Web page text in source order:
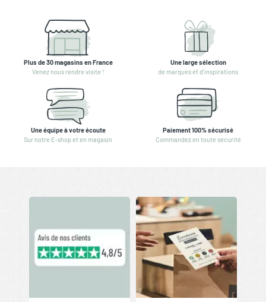
Plus de 30 magasins en France
Venez nous rendre visite !
Une large sélection
de marques et d'inspirations
Une équipe à votre écoute
Sur notre E-shop et en magasin
Paiement 100% sécurisé
Commandez en toute sécurité